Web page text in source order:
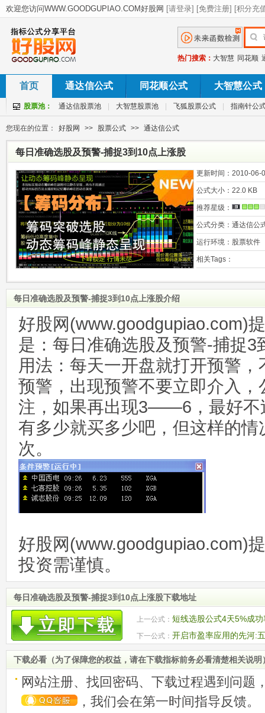
热门搜索： 大智慧 同花顺
首页 通达信公式 同花顺公式 大智慧公式
股票池： 通达信股票池 大智慧股票池 飞狐股票公式 指南针公
您现在的位置： 好股网 >> 股票公式 >> 通达信公式
每日准确选股及预警-捕捉3到10点上涨股
更新时间： 2010-06-
公式大小： 22.0 KB
推荐星级：
公式分类： 通达信公
运行环境： 股票软件
相关Tags：
每日准确选股及预警-捕捉3到10点上涨股介绍
好股网(www.goodgupiao.com)
是：每日准确选股及预警-捕捉3
用法：每天一开盘就打开预警
预警，出现预警不要立即介入
注，如果再出现3——6，最好不
有多少就买多少吧，但这样的
次。
好股网(www.goodgupiao.com)
投资需谨慎。
每日准确选股及预警-捕捉3到10点上涨股下载地址
上一公式： 短线选股公式4天5%成
下一公式： 开启市盈率应用的先河:
下载必看（为了保障您的权益，请在下载指标前务必看清楚相关说明
网站注册、找回密码、下载过程遇到问题
，我们会在第一时间指导反馈。